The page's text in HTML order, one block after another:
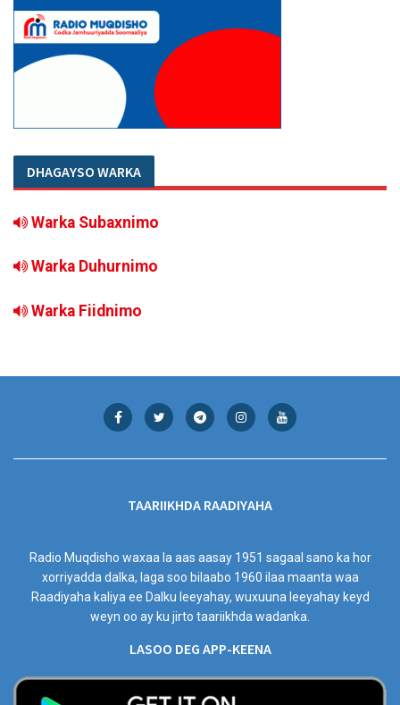
DHAGAYSO WARKA
Warka Subaxnimo
Warka Duhurnimo
Warka Fiidnimo
TAARIIKHDA RAADIYAHA
Radio Muqdisho waxaa la aas aasay 1951 sagaal sano ka hor
xorriyadda dalka, laga soo bilaabo 1960 ilaa maanta waa
Raadiyaha kaliya ee Dalku leeyahay, wuxuuna leeyahay keyd
weyn oo ay ku jirto taariikhda wadanka.
LASOO DEG APP-KEENA